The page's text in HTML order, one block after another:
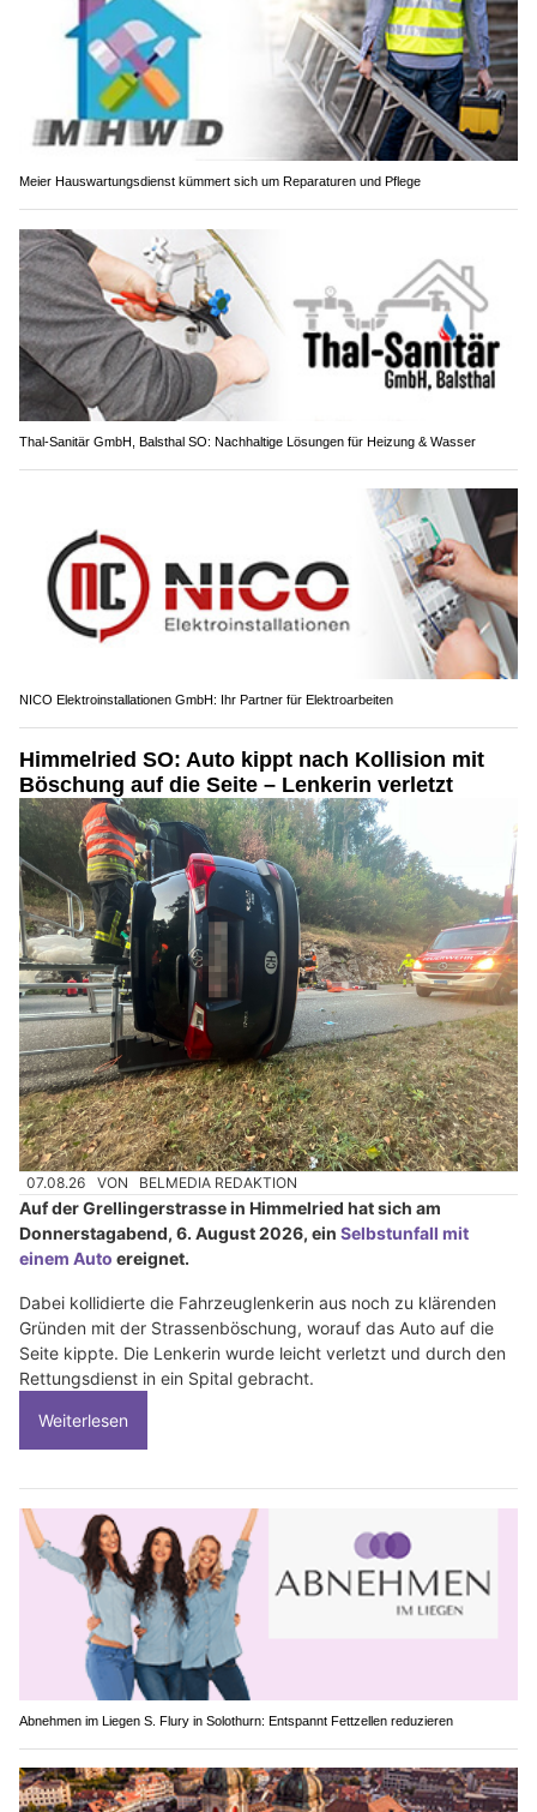
Meier Hauswartungsdienst kümmert sich um Reparaturen und Pflege
Thal-Sanitär GmbH, Balsthal SO: Nachhaltige Lösungen für Heizung & Wasser
NICO Elektroinstallationen GmbH: Ihr Partner für Elektroarbeiten
Himmelried SO: Auto kippt nach Kollision mit
Böschung auf die Seite – Lenkerin verletzt
07.08.26 VON BELMEDIA REDAKTION
Auf der Grellingerstrasse in Himmelried hat sich am
Donnerstagabend, 6. August 2026, ein Selbstunfall mit
einem Auto ereignet.
Dabei kollidierte die Fahrzeuglenkerin aus noch zu klärenden
Gründen mit der Strassenböschung, worauf das Auto auf die
Seite kippte. Die Lenkerin wurde leicht verletzt und durch den
Rettungsdienst in ein Spital gebracht.
Weiterlesen
Abnehmen im Liegen S. Flury in Solothurn: Entspannt Fettzellen reduzieren